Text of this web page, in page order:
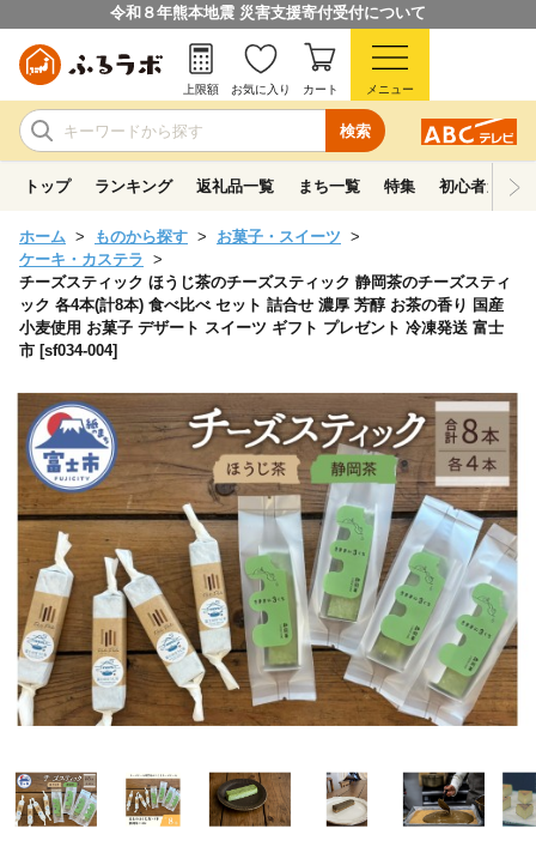
令和８年熊本地震 災害支援寄付受付について
検索
上限額 お気に入り カート メニュー
トップ ランキング 返礼品一覧 まち一覧 特集 初心者ガイド
ホーム ものから探す
お菓子・スイーツ
ケーキ・カステラ
チーズスティック ほうじ茶のチーズスティック 静岡茶のチーズスティ
ック 各4本(計8本) 食べ比べ セット 詰合せ 濃厚 芳醇 お茶の香り 国産
小麦使用 お菓子 デザート スイーツ ギフト プレゼント 冷凍発送 富士
市 [sf034-004]